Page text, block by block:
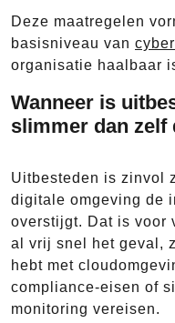
Deze maatregelen
basisniveau van
organisatie haalbaar
Wanneer is
slimmer dan zelf
Uitbesteden is zinvol
digitale omgeving de
overstijgt. Dat is voor
al vrij snel het geval,
hebt met
compliance-eisen of
monitoring vereisen.